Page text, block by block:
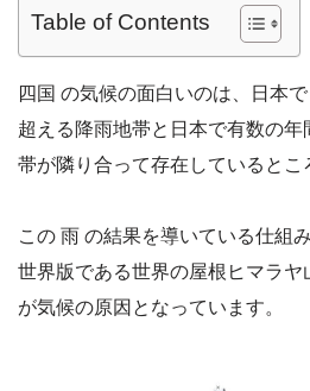
Table of Contents
四国 の気候の面白いのは、日本
超える降雨地帯と日本で有数の
帯が隣り合って存在しているとこ
この 雨 の結果を導いている仕組
世界版である世界の屋根ヒマラヤ
が気候の原因となっています。